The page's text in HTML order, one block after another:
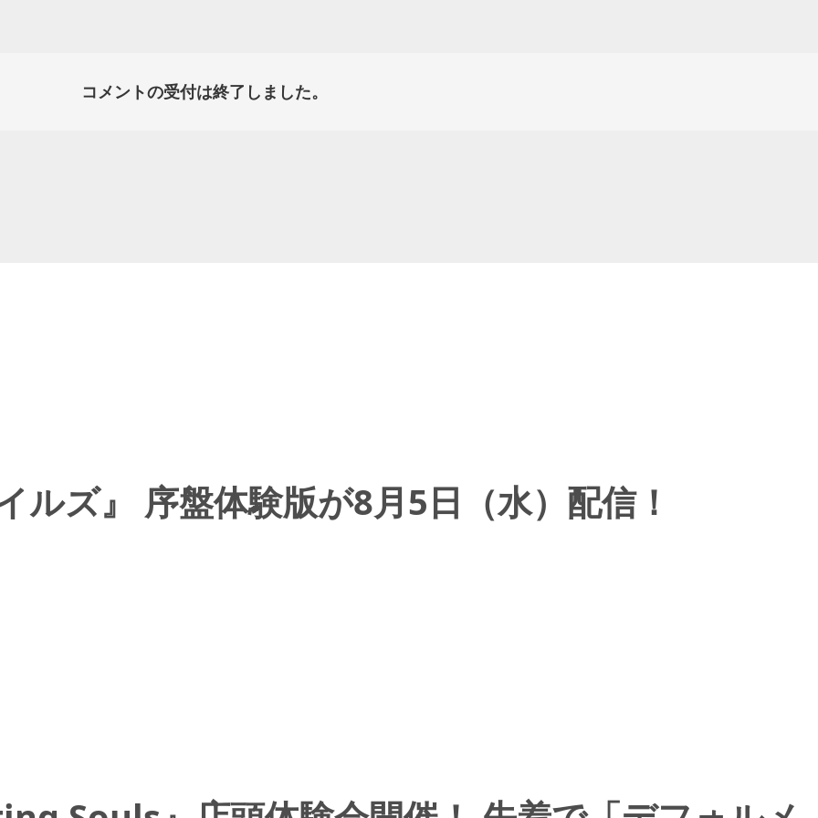
コメントの受付は終了しました。
ルズ』 序盤体験版が8月5日（水）配信！